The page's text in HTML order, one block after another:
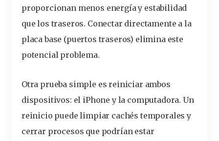
proporcionan menos energía y estabilidad
que los traseros. Conectar directamente a la
placa base (puertos traseros) elimina este
potencial problema.
Otra prueba simple es reiniciar ambos
dispositivos: el iPhone y la computadora. Un
reinicio puede limpiar cachés temporales y
cerrar procesos que podrían estar